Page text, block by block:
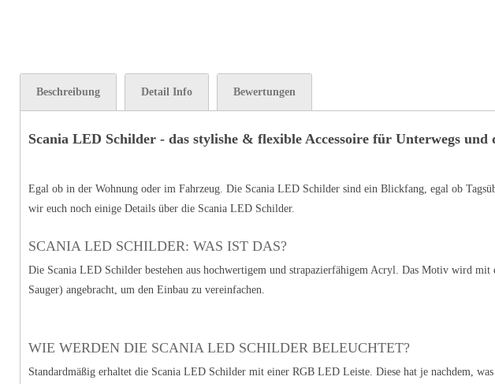
Beschreibung Detail Info Bewertungen
Scania LED Schilder - das stylishe & flexible Accessoire für Unterwegs und
Egal ob in der Wohnung oder im Fahrzeug. Die Scania LED Schilder sind ein Blickfang, egal ob
wir euch noch einige Details über die Scania LED Schilder.
SCANIA LED SCHILDER: WAS IST DAS?
Die Scania LED Schilder bestehen aus hochwertigem und strapazierfähigem Acryl. Das Motiv wird
Sauger) angebracht, um den Einbau zu vereinfachen.
WIE WERDEN DIE SCANIA LED SCHILDER BELEUCHTET?
Standardmäßig erhaltet die Scania LED Schilder mit einer RGB LED Leiste. Diese hat je nachdem,